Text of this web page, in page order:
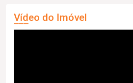
Vídeo do Imóvel